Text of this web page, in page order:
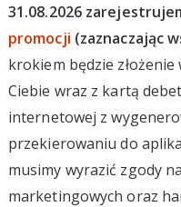
31.08.2026
promocji (zaznaczając
krokiem będzie
Ciebie wraz z kartą
internetowej z
przekierowaniu do
musimy wyrazić zgody
marketingowych oraz